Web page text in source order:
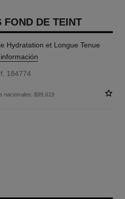
FOND DE TEINT
Hydratation et Longue Tenue
184774
nacionales: $99,619